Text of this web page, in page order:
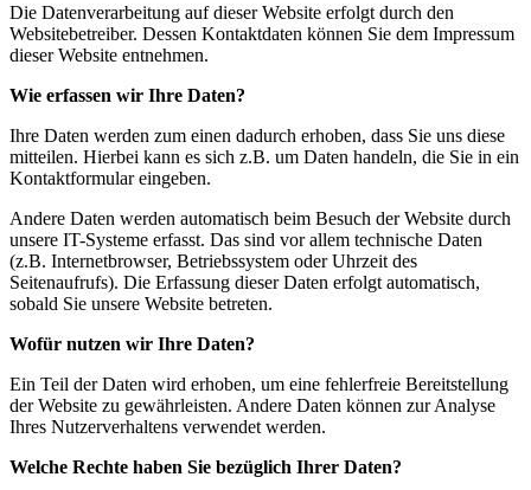
Die Datenverarbeitung auf dieser Website erfolgt durch den
Websitebetreiber. Dessen Kontaktdaten können Sie dem Impressum
dieser Website entnehmen.
Wie erfassen wir Ihre Daten?
Ihre Daten werden zum einen dadurch erhoben, dass Sie uns diese
mitteilen. Hierbei kann es sich z.B. um Daten handeln, die Sie in ein
Kontaktformular eingeben.
Andere Daten werden automatisch beim Besuch der Website durch
unsere IT-Systeme erfasst. Das sind vor allem technische Daten
(z.B. Internetbrowser, Betriebssystem oder Uhrzeit des
Seitenaufrufs). Die Erfassung dieser Daten erfolgt automatisch,
sobald Sie unsere Website betreten.
Wofür nutzen wir Ihre Daten?
Ein Teil der Daten wird erhoben, um eine fehlerfreie Bereitstellung
der Website zu gewährleisten. Andere Daten können zur Analyse
Ihres Nutzerverhaltens verwendet werden.
Welche Rechte haben Sie bezüglich Ihrer Daten?